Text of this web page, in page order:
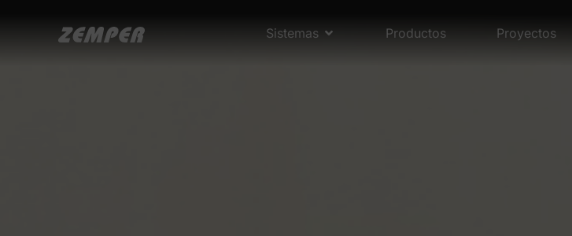
Sistemas Productos Proyectos